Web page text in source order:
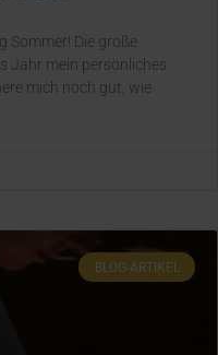
Sommer! Die große
Jahr mein persönliches
mich noch gut, wie
BLOG-ARTIKEL